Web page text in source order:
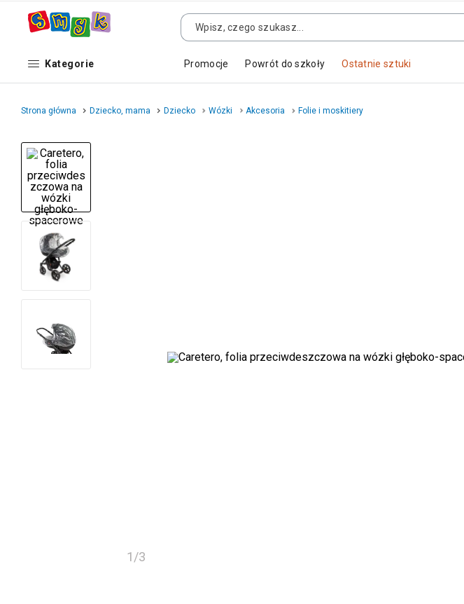
Kategorie Promocje Powrót do szkoły Ostatnie sztuki
Strona główna Dziecko, mama Dziecko Wózki Akcesoria Folie i moskitiery
1/3